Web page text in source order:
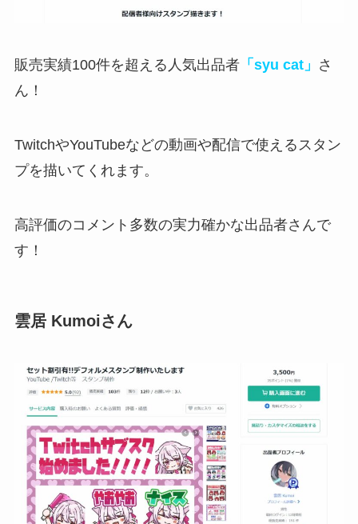
販売実績100件を超える人気出品者「syu cat」 さ
ん！
TwitchやYouTubeなどの動画や配信で使えるスタン
プを描いてくれます。
高評価のコメント多数の実力確かな出品者さんで
す！
雲居 Kumoiさん